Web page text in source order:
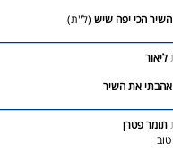
(ל"ת)
ליאור
תומר פטרן